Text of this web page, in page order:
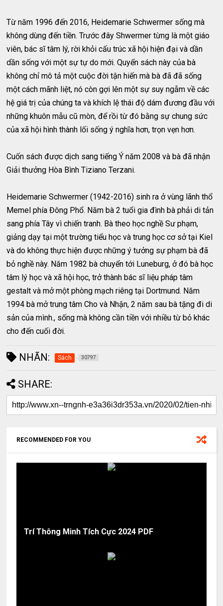
Từ năm 1996 đến 2016, Heidemarie Schwermer sống mà
không dùng đến tiền. Trước đây Shwermer từng là một giáo
viên, bác sĩ tâm lý, rời khỏi cấu trúc xã hội hiện đại và dần
dần sống với một sự tự do mới. Quyển sách này của bà
không chỉ mô tả một cuộc đời tận hiến mà bà đã đã sống
một cách mãnh liệt, nó còn gợi lên một sự suy ngẫm về các
hệ giá trị của chúng ta và khích lệ thái độ dám đương đầu với
những khuôn mẫu cũ mòn, để rồi từ đó bằng sự chung sức
của xã hội hình thành lối sống ý nghĩa hơn, trọn vẹn hơn.
Cuốn sách được dịch sang tiếng Ý năm 2008 và bà đã nhận
Giải thưởng Hòa Bình Tiziano Terzani.
Heidemarie Schwermer (1942-2016) sinh ra ở vùng lãnh thổ
Memel phía Đông Phổ. Năm bà 2 tuổi gia đình bà phải di tản
sang phía Tây vì chiến tranh. Bà theo học nghề Sư phạm,
giảng dạy tại một trường tiểu học và trung học cơ sở tại Kiel
và do không thực hiện được những ý tưởng sự phạm bà đã
bỏ nghề này. Năm 1982 bà chuyển tới Luneburg, ở đó bà học
tâm lý học và xã hội học, trở thành bác sĩ liệu pháp tâm
gestalt và mở một phòng mạch riêng tại Dortmund. Năm
1994 bà mở trung tâm Cho và Nhận, 2 năm sau bà tặng đi di
sản của mình., sống mà không cần tiền với nhiều từ bỏ khác
cho đến cuối đời.
NHÃN: Sách 30797
SHARE:
RECOMMENDED FOR YOU
Trí Thông Minh Tích Cực 2024 PDF